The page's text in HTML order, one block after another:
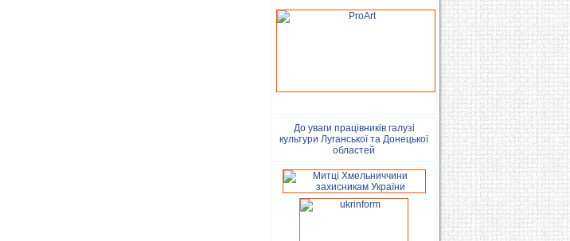
До уваги працівників галузі
культури Луганської та Донецької
областей